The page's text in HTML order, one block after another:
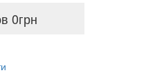
0грн